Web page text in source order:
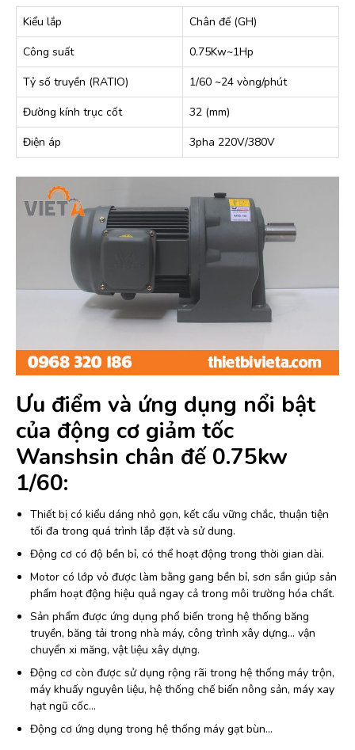
Kiểu lắp
Chân đế (GH)
Công suất
0.75Kw~1Hp
Tỷ số truyền (RATIO)
1/60 ~24 vòng/phút
Đường kính trục cốt
32 (mm)
Điện áp
3pha 220V/380V
Ưu điểm và ứng dụng nổi bật
của động cơ giảm tốc
Wanshsin chân đế 0.75kw
1/60:
Thiết bị có kiểu dáng nhỏ gọn, kết cấu vững chắc, thuận tiện
tối đa trong quá trình lắp đặt và sử dung.
Động cơ có độ bền bỉ, có thể hoạt động trong thời gian dài.
Motor có lớp vỏ được làm bằng gang bền bỉ, sơn sần giúp sản
phẩm hoạt động hiệu quả ngay cả trong môi trường hóa chất.
Sản phẩm được ứng dụng phổ biến trong hệ thống băng
truyền, băng tải trong nhà máy, công trình xây dựng… vận
chuyển xi măng, vật liệu xây dựng.
Động cơ còn được sử dụng rộng rãi trong hệ thống máy trộn,
máy khuấy nguyên liệu, hệ thống chế biến nông sản, máy xay
hạt ngũ cốc…
Động cơ ứng dụng trong hệ thống máy gạt bùn…